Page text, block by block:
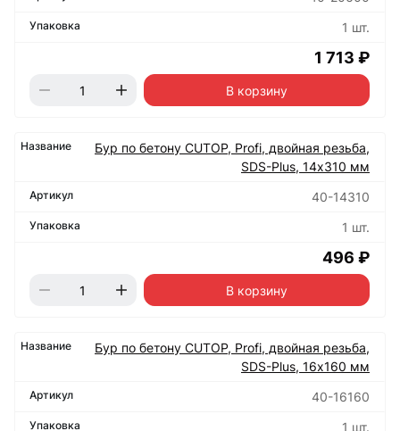
1 шт.
1 713 ₽
В корзину
Бур по бетону CUTOP, Profi, двойная резьба,
SDS-Plus, 14х310 мм
40-14310
1 шт.
496 ₽
В корзину
Бур по бетону CUTOP, Profi, двойная резьба,
SDS-Plus, 16х160 мм
40-16160
1 шт.